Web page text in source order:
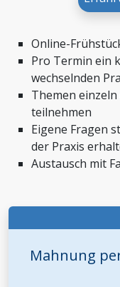
Online-
Pro Termin ein
wechselnden
Themen
teilnehmen
Eigene Fragen
der Praxis
Austausch mit
Mahnung